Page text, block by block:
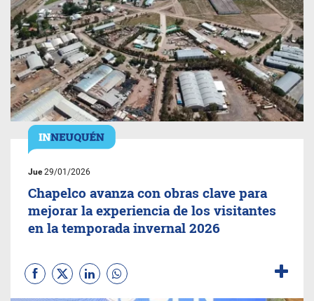
Jue29/01/2026
Chapelco avanza con obras clave para
mejorar la experiencia de los visitantes
en la temporada invernal 2026